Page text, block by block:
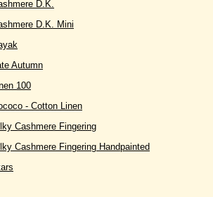
D.K.
D.K. Mini
Autumn
100
- Cotton Linen
Cashmere Fingering
Cashmere Fingering Handpainted